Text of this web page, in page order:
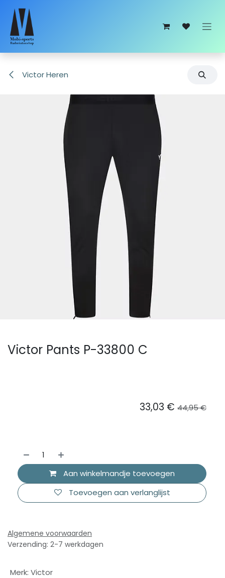
Victor Heren
Victor Pants P-33800 C
Aan winkelmandje toevoegen
Toevoegen aan verlanglijst
33,03 € 44,95€
Algemene voorwaarden
Verzending: 2-7 werkdagen
Merk: Victor